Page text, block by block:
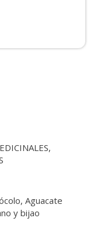
Aguacate
y bijao